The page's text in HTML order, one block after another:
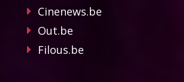
Cinenews.be
Out.be
Filous.be